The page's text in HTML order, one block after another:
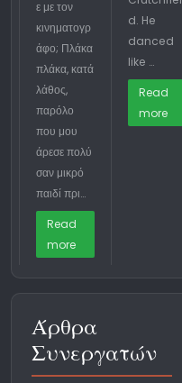
ε με τον
κινηματογρ
άφο; Πλάκα
πλάκα, κατά
λάθος,
παρόλο
που μου
άρεσε πολύ
σαν μικρό
παιδί πρι…
Read
more
d. He
danced
like …
Read
more
Άρθρα
Συνεργατών